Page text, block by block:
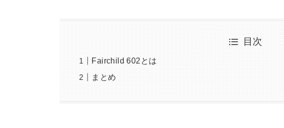
目次
Fairchild 602とは
まとめ